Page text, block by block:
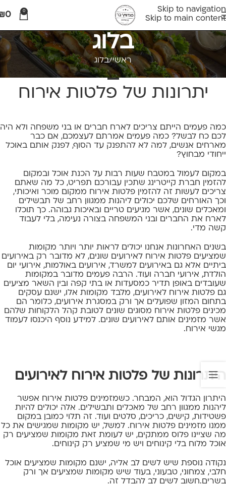
Skip to navigation
Skip to main content
0
0
בלוג
ראשי בלוג
בלוג
יתרונות של פלטות אירוח
כמה פעמים הייתם צריכים לארח חברים או בני משפחה ולא היה
לכם כח לבשל? כמה פעמים אמרתם לעצמכם, אם כבר
מארחים אנשים, למה לא להתפנק עד הסוף, לפנק אותם באוכל
ייחודי מבחוץ?
במקום לעמול במטבח שעות רבות על הכנת אוכל ובמקום
להזמין חברת קייטרינג שתכין עבורכם תפריט, כל מה שאתם
צריכים לעשות זה להזמין פלטות אירוח ממקום מוכר ואיכותי,
וכך האורחים שלכם יכולים ליהנות ממגוון רחב של תבשילים
ומאכלים שונים, אשר מגיעים טריים ובאיכות גבוהה. כך תוכלו
לארח את החברים ובני המשפחה בצורה נעימה, בלי לעבוד
קשה מדי.
בשנים האחרונות אנחנו יכולים לראות יותר ויותר מקומות
שמציעים פלטות אירוח לאירועים שונים, לא מדובר רק באירועים
ביתיים אלא גם באירועים למשרד, אירועים באולמות, אירועי יום
הולדת, אירועי חברה ועוד. הרבה פעמים מדובר במקומות
שעובדים באופן תדיר כמסעדות או בתי קפה ובין השאר מציעים
גם פלטות אירוח לאירועים, מלבד מקומות אלו, ישנם עסקים
בתחום המזון שפועלים אך ורק במסגרת אירועים, כלומר הם
מכינים פלטות אירוח מסוגים שונים לטובת קהל הלקוחות שלהם
אשר מזמינים אותם לאירועים שונים. למידע נוסף היכנסו לעמוד
מגשי אירוח.
היתרונות של פלטות אירוח לאירועים
היתרון הגדול הוא, המבחר. כשמזמינים פלטות אירוח אפשר
ליהנות ממגוון רחב של מאכלים ותבשילים. אלה יכולים להיות
פשטידות, קישים, כריכים, סלטים ועוד. זה תלוי כמובן במקום
ממנו מזמינים פלטות אירוח. למשל, יש מקומות שמגישים את כל
מה שציינו פלוס ממתקים, יש לעומת זאת מקומות שמציעים רק
אוכל מלוח בלי קינוחים ויש מי שמציע רק קינוחים.
נקודה נוספת שיש לשים לב אליה, ישנם מקומות שמציעים אוכל
חלבי, צמחוני, טבעוני, בעוד שיש מקומות שמציעים אך ורק
בשרים.חשוב לשים לב להבדל זה.